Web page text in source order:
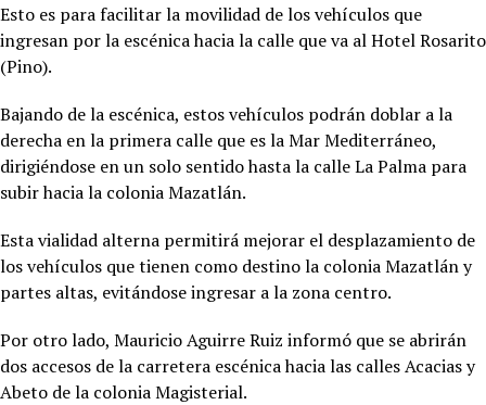
Esto es para facilitar la movilidad de los vehículos que
ingresan por la escénica hacia la calle que va al Hotel Rosarito
(Pino).
Bajando de la escénica, estos vehículos podrán doblar a la
derecha en la primera calle que es la Mar Mediterráneo,
dirigiéndose en un solo sentido hasta la calle La Palma para
subir hacia la colonia Mazatlán.
Esta vialidad alterna permitirá mejorar el desplazamiento de
los vehículos que tienen como destino la colonia Mazatlán y
partes altas, evitándose ingresar a la zona centro.
Por otro lado, Mauricio Aguirre Ruiz informó que se abrirán
dos accesos de la carretera escénica hacia las calles Acacias y
Abeto de la colonia Magisterial.